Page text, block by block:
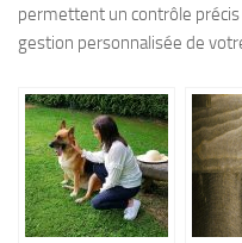
permettent un contrôle
gestion personnalisée de